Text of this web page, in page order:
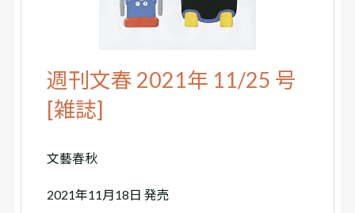
週刊文春 2021年 11/25 号
[雑誌]
文藝春秋
2021年11月18日 発売